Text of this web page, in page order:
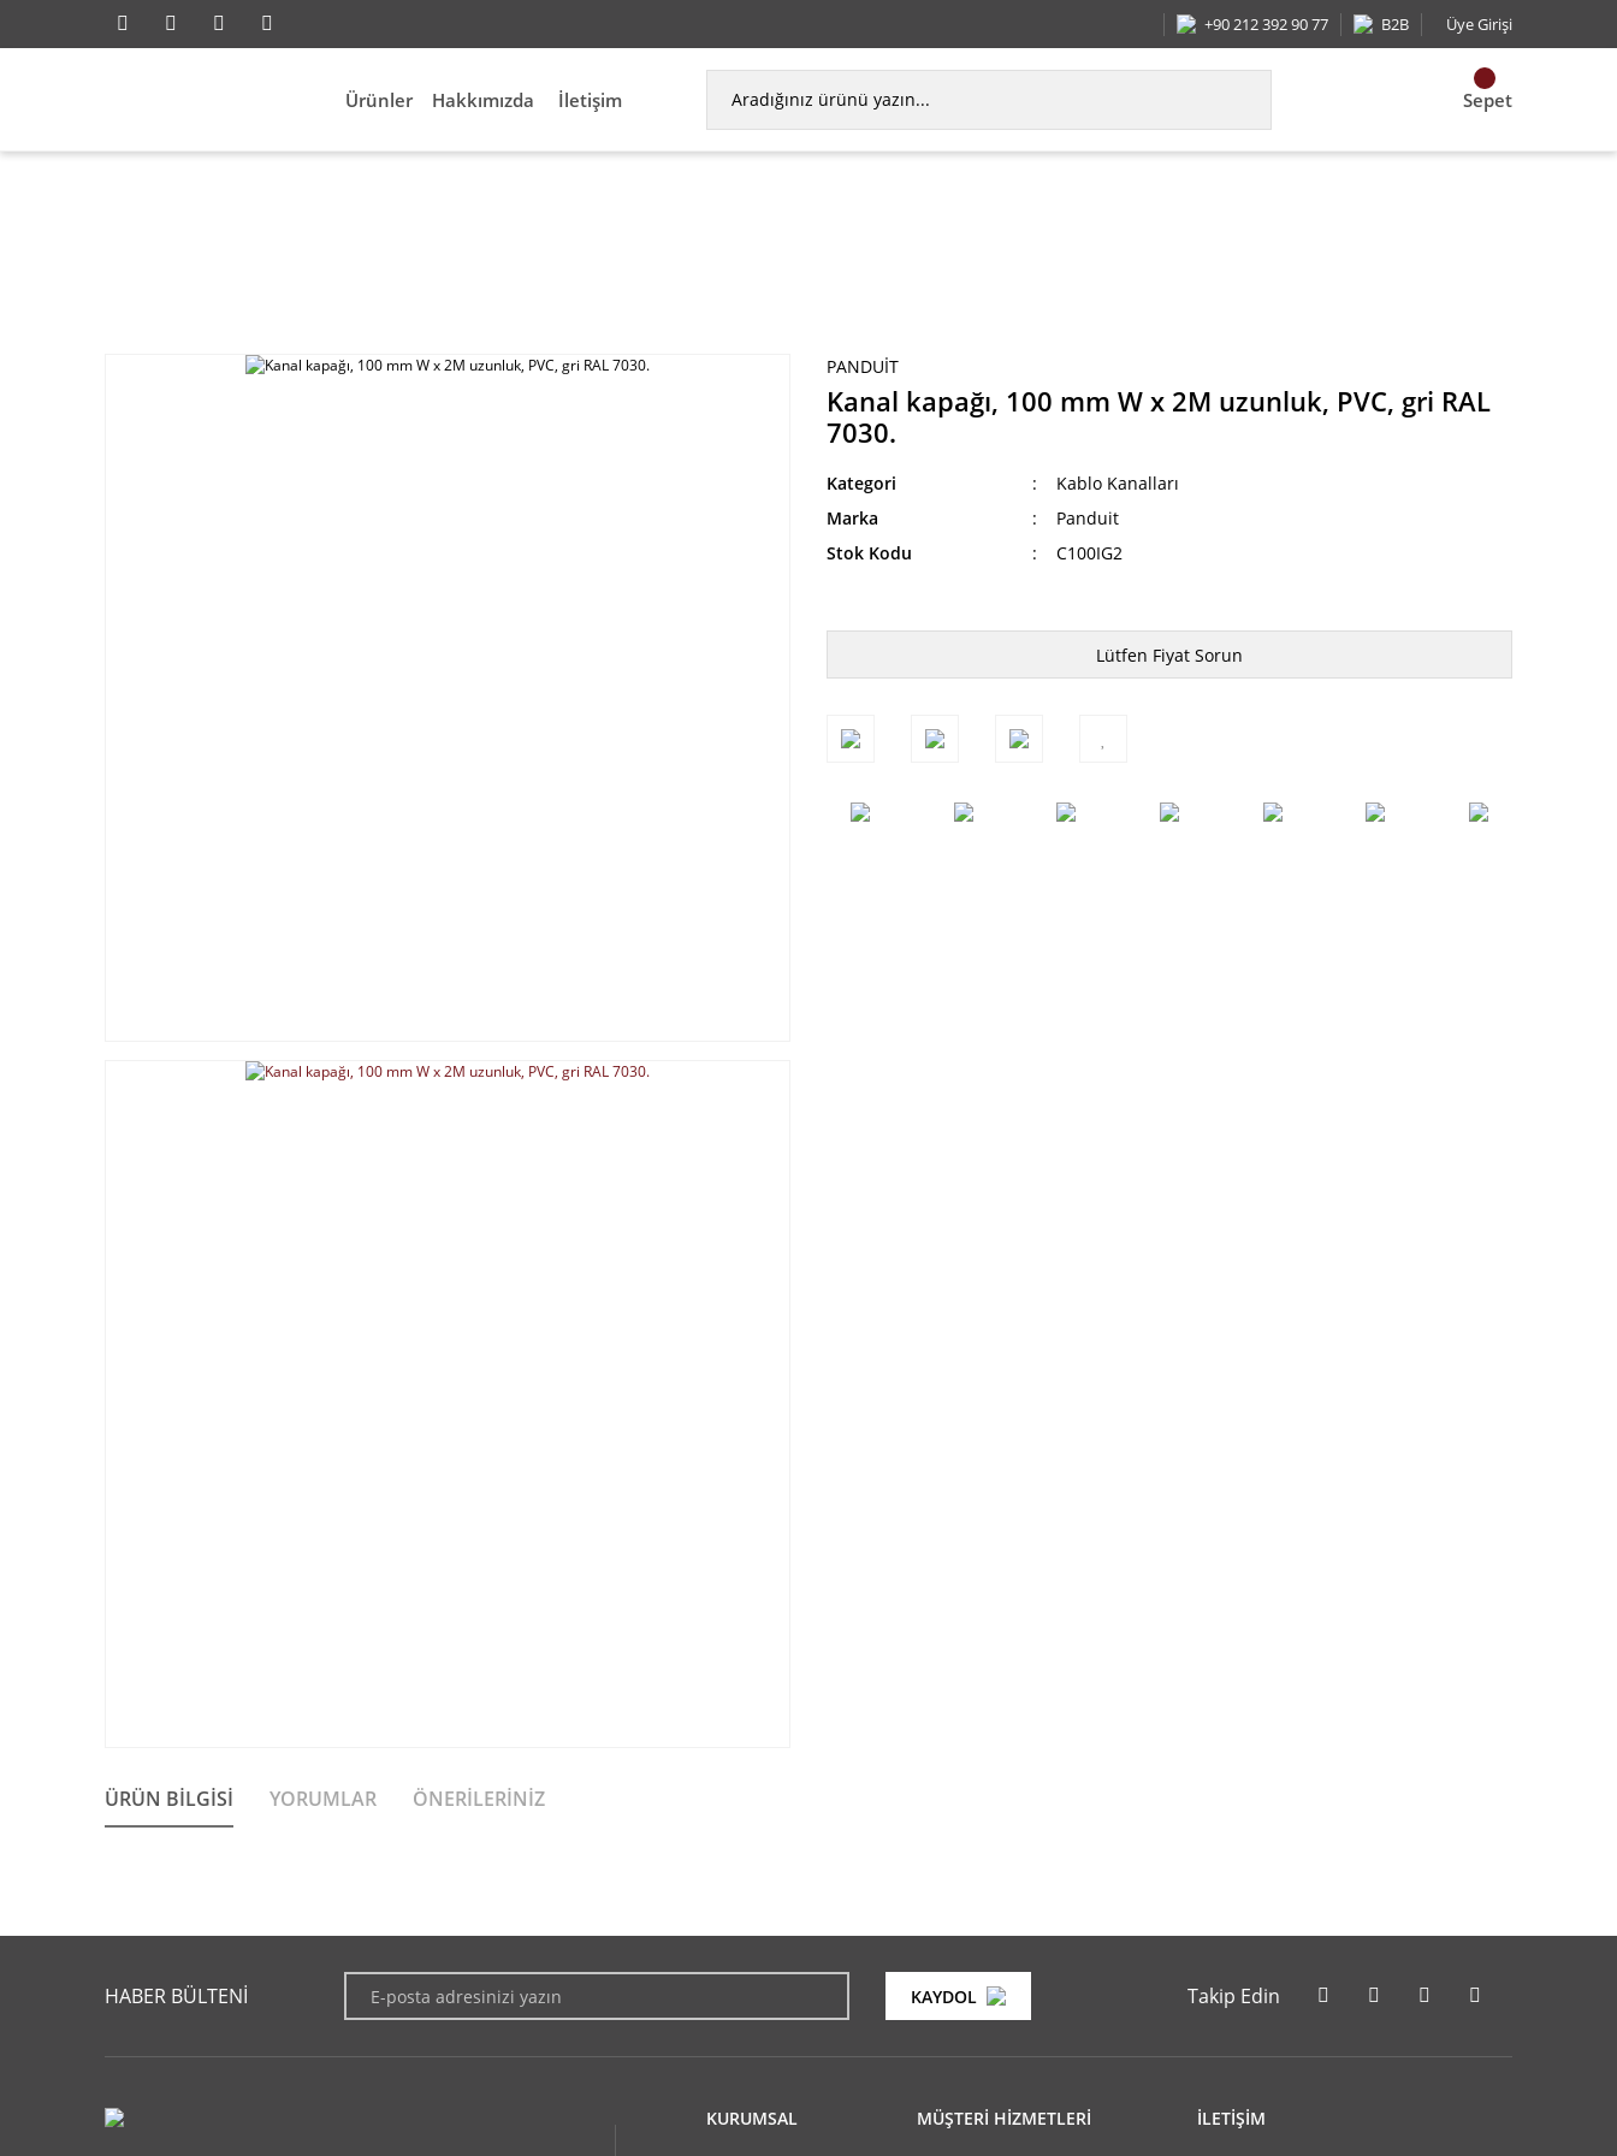
+90 212 392 90 77 B2B Üye Girişi
Ürünler Hakkımızda İletişim Sepet
PANDUIT
Kanal kapağı, 100 mm W x 2M uzunluk, PVC, gri RAL
7030.
Kategori
Kablo Kanalları
Marka
Panduit
Stok Kodu
C100IG2
Lütfen Fiyat Sorun
ÜRÜN BILGISI YORUMLAR ÖNERILERINIZ
Yorum Yaz
Görüş ve önerileriniz için teşekkür ederiz.
Ürün açıklamasında eksik bilgiler bulunuyor.
HABER BÜLTENİ KAYDOL Takip Edin
KURUMSAL MÜŞTERİ HİZMETLERİ İLETİŞİM